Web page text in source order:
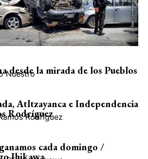
desde la mirada de los Pueblos
Nuestro
Atltzayanca e Independencia
Rodríguez
Rodríguez
cada domingo /